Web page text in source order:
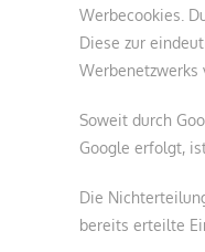
Werbecookies.
Diese zur
Werbenetzwerks
Soweit durch
Google erfolgt,
Die
bereits erteilte